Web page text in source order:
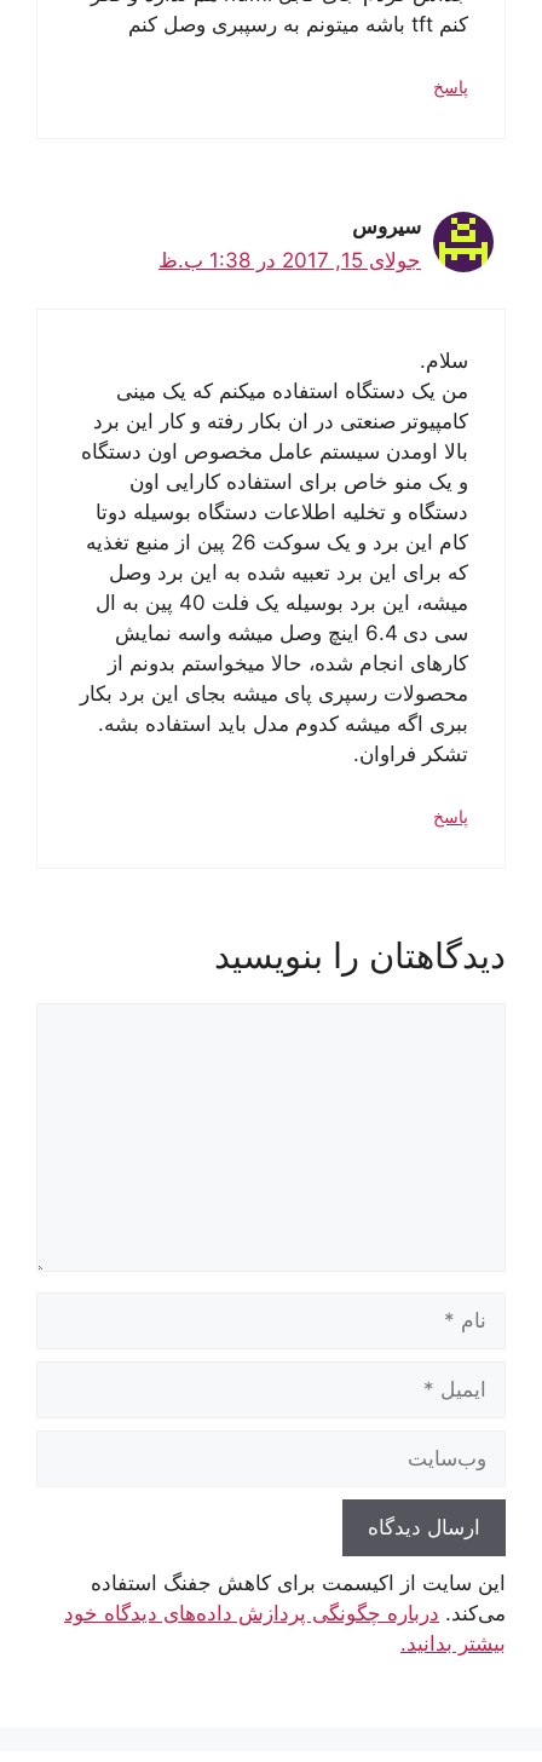
کنم tft باشه میتونم به رسپبری وصل کنم
پاسخ
سیروس
جولای 15, 2017 در 1:38 ب.ظ
سلام.
من یک دستگاه استفاده میکنم که یک مینی
کامپیوتر صنعتی در ان بکار رفته و کار این برد
بالا اومدن سیستم عامل مخصوص اون دستگاه
و یک منو خاص برای استفاده کارایی اون
دستگاه و تخلیه اطلاعات دستگاه بوسیله دوتا
کام این برد و یک سوکت 26 پین از منبع تغذیه
که برای این برد تعبیه شده به این برد وصل
میشه، این برد بوسیله یک فلت 40 پین به ال
سی دی 6.4 اینچ وصل میشه واسه نمایش
کارهای انجام شده، حالا میخواستم بدونم از
محصولات رسپری پای میشه بجای این برد بکار
ببری اگه میشه کدوم مدل باید استفاده بشه.
تشکر فراوان.
پاسخ
دیدگاهتان را بنویسید
ایمیل
وب‌سایت
این سایت از اکیسمت برای کاهش جفنگ استفاده
می‌کند. درباره چگونگی پردازش داده‌های دیدگاه خود
بیشتر بدانید.